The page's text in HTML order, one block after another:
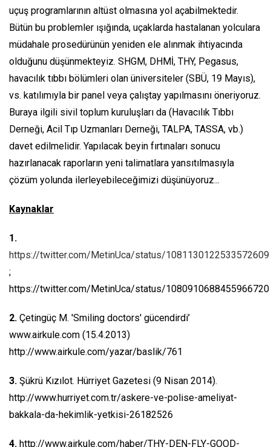
uçuş programlarının altüst olmasına yol açabilmektedir.
Bütün bu problemler ışığında, uçaklarda hastalanan yolculara
müdahale prosedürünün yeniden ele alınmak ihtiyacında
olduğunu düşünmekteyiz. SHGM, DHMİ, THY, Pegasus,
havacılık tıbbı bölümleri olan üniversiteler (SBÜ, 19 Mayıs),
vs. katılımıyla bir panel veya çalıştay yapılmasını öneriyoruz.
Buraya ilgili sivil toplum kuruluşları da (Havacılık Tıbbı
Derneği, Acil Tıp Uzmanları Derneği, TALPA, TASSA, vb.)
davet edilmelidir. Yapılacak beyin fırtınaları sonucu
hazırlanacak raporların yeni talimatlara yansıtılmasıyla
çözüm yolunda ilerleyebileceğimizi düşünüyoruz...
Kaynaklar
1.
https://twitter.com/MetinUca/status/1081130122533572609
;
https://twitter.com/MetinUca/status/1080910688455966720
2. Çetingüç M. 'Smiling doctors' gücendirdi’
www.airkule.com (15.4.2013)
http://www.airkule.com/yazar/baslik/761
3. Şükrü Kızılot. Hürriyet Gazetesi (9 Nisan 2014).
http://www.hurriyet.com.tr/askere-ve-polise-ameliyat-
bakkala-da-hekimlik-yetkisi-26182526
4. http://www.airkule.com/haber/THY-DEN-FLY-GOOD-